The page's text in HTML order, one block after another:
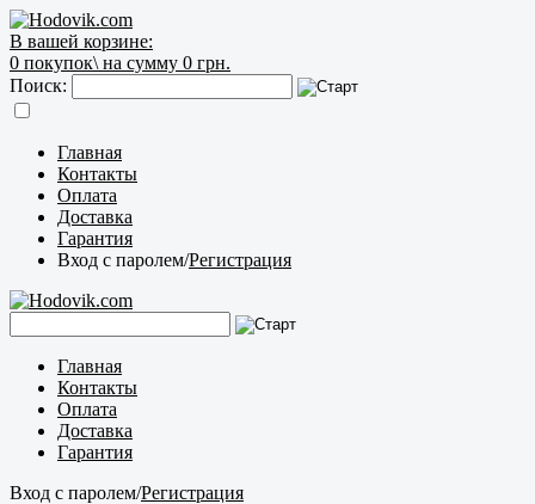
В вашей корзине:
0 покупок\ на сумму 0 грн.
Поиск:
Главная
Контакты
Оплата
Доставка
Гарантия
Вход с паролем/Регистрация
Главная
Контакты
Оплата
Доставка
Гарантия
Вход с паролем/Регистрация